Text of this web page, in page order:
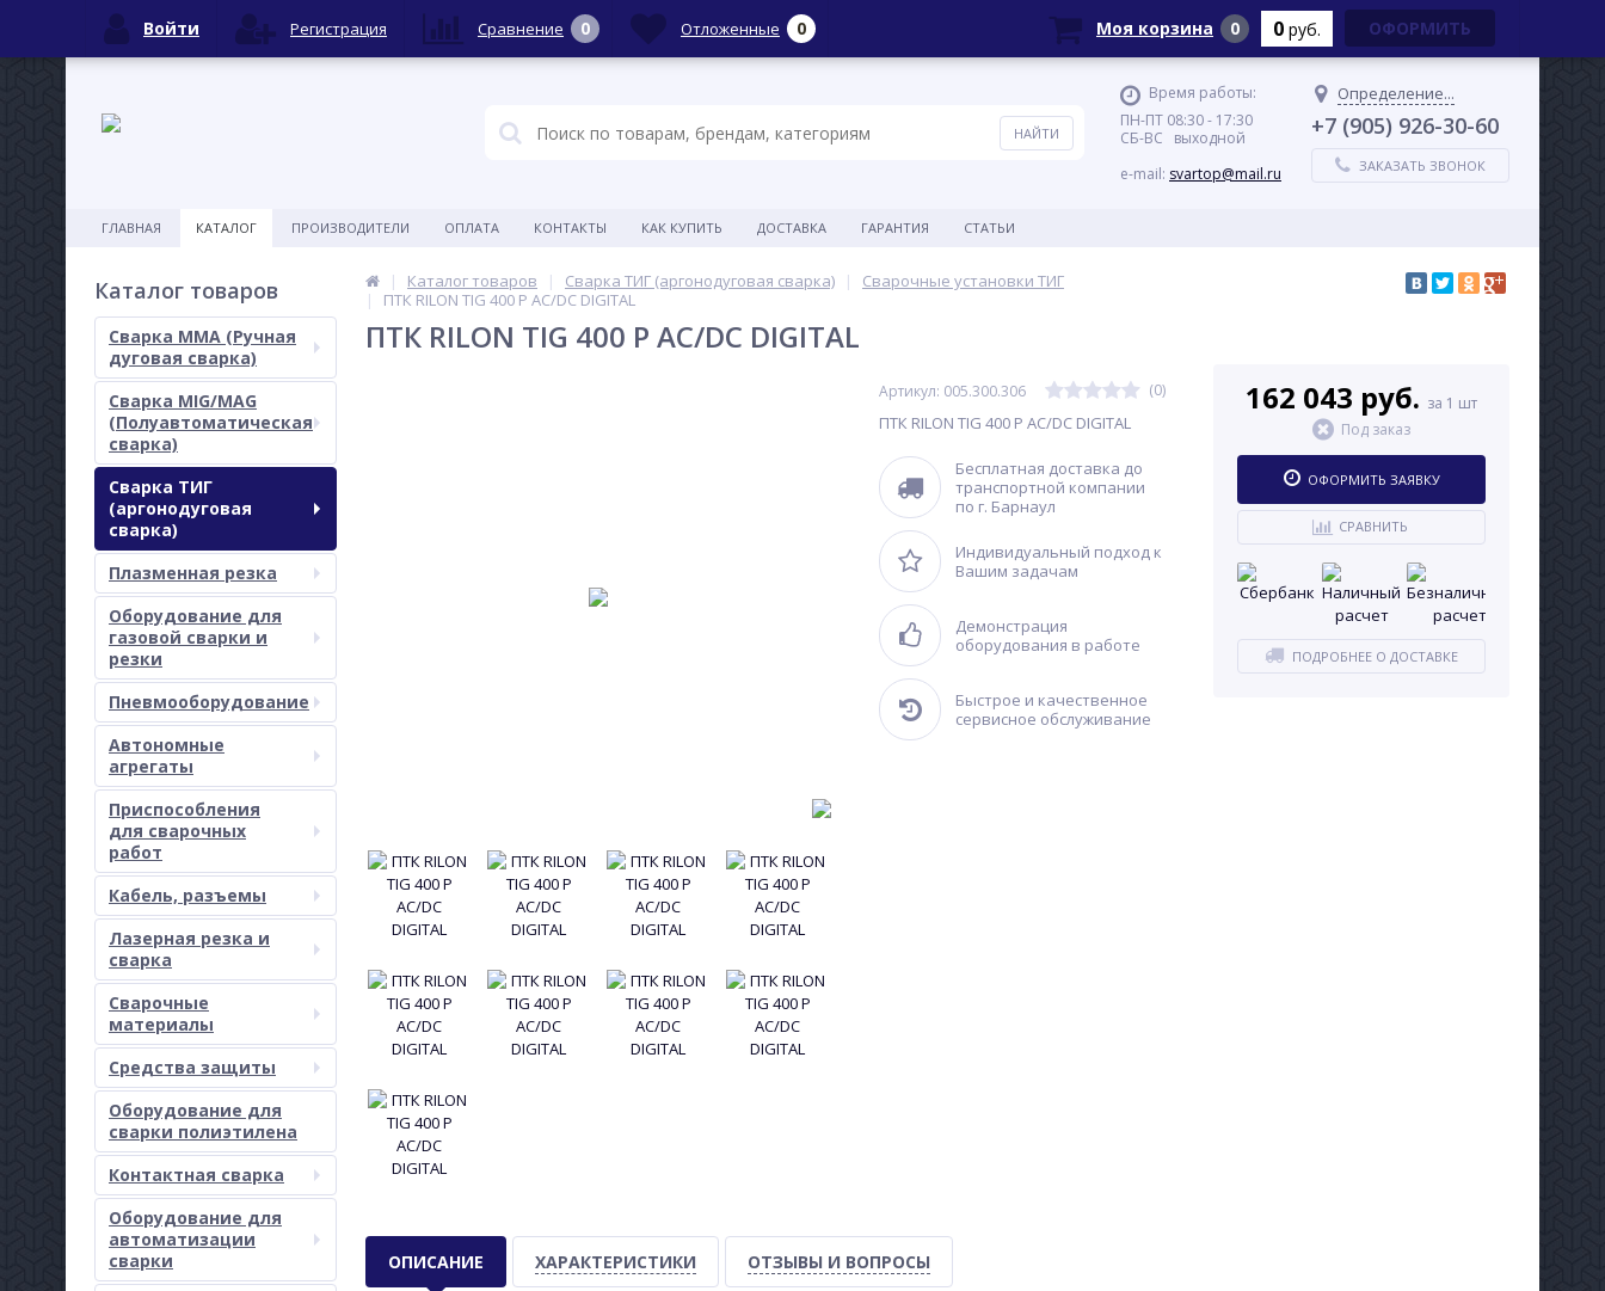
Время работы:
ПН-ПТ 08:30 - 17:30
СБ-ВС выходной
e-mail: svartop@mail.ru
Определение...
+7 (905) 926-30-60
ЗАКАЗАТЬ ЗВОНОК
ГЛАВНАЯ КАТАЛОГ ПРОИЗВОДИТЕЛИ ОПЛАТА КОНТАКТЫ КАК КУПИТЬ ДОСТАВКА ГАРАНТИЯ СТАТЬИ
Каталог товаров
Сварка MMA (Ручная
дуговая сварка)
Сварка MIG/MAG
(Полуавтоматическая
сварка)
Сварка ТИГ
(аргонодуговая
сварка)
Плазменная резка
Оборудование для
газовой сварки и
резки
Пневмооборудование
Автономные
агрегаты
Приспособления
для сварочных
работ
Кабель, разъемы
Лазерная резка и
сварка
Сварочные
материалы
Средства защиты
Оборудование для
сварки полиэтилена
Контактная сварка
Оборудование для
автоматизации
сварки
Каталог товаров Сварка ТИГ (аргонодуговая сварка)
Сварочные установки ТИГ
ПТК RILON TIG 400 P AC/DC DIGITAL
ПТК RILON TIG 400 P AC/DC DIGITAL
Артикул: 005.300.306 (0)
ПТК RILON TIG 400 P AC/DC DIGITAL
Бесплатная доставка до
транспортной компании
по г. Барнаул
Индивидуальный подход к
Вашим задачам
Демонстрация
оборудования в работе
Быстрое и качественное
сервисное обслуживание
162 043 руб. за 1 шт
Под заказ
ОФОРМИТЬ ЗАЯВКУ
СРАВНИТЬ
ПОДРОБНЕЕ О ДОСТАВКЕ
ОПИСАНИЕ ХАРАКТЕРИСТИКИ ОТЗЫВЫ И ВОПРОСЫ
Войти Регистрация Сравнение 0 Отложенные 0 Моя корзина 0 0 руб. ОФОРМИТЬ